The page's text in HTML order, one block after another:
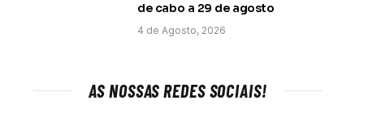
de cabo a 29 de agosto
4 de Agosto, 2026
AS NOSSAS REDES SOCIAIS!